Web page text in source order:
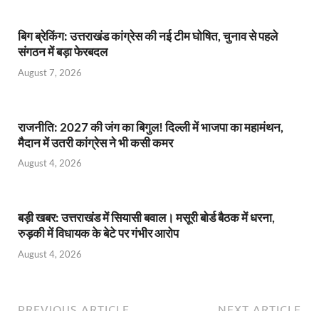
बिग ब्रेकिंग: उत्तराखंड कांग्रेस की नई टीम घोषित, चुनाव से पहले
संगठन में बड़ा फेरबदल
August 7, 2026
राजनीति: 2027 की जंग का बिगुल! दिल्ली में भाजपा का महामंथन,
मैदान में उतरी कांग्रेस ने भी कसी कमर
August 4, 2026
बड़ी खबर: उत्तराखंड में सियासी बवाल। मसूरी बोर्ड बैठक में धरना,
रुड़की में विधायक के बेटे पर गंभीर आरोप
August 4, 2026